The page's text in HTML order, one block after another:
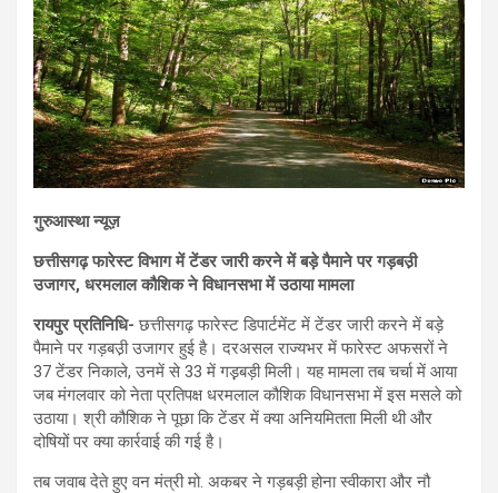
गुरुआस्था न्यूज़
छत्तीसगढ़ फारेस्ट विभाग में टेंडर जारी करने में बड़े पैमाने पर गड़बउ़ी
उजागर, धरमलाल कौशिक ने विधानसभा में उठाया मामला
रायपुर प्रतिनिधि- छत्तीसगढ़ फारेस्ट डिपार्टमेंट में टेंडर जारी करने में बड़े
पैमाने पर गड़बउ़ी उजागर हुई है। दरअसल राज्यभर में फारेस्ट अफसरों ने
37 टेंडर निकाले, उनमें से 33 में गड़़बड़ी मिली। यह मामला तब चर्चा में आया
जब मंगलवार को नेता प्रतिपक्ष धरमलाल कौशिक विधानसभा में इस मसले को
उठाया। श्री कौशिक ने पूछा कि टेंडर में क्या अनियमितता मिली थी और
दोषियों पर क्या कार्रवाई की गई है।
तब जवाब देते हुए वन मंत्री मो. अकबर ने गड़बड़ी होना स्वीकारा और नौ